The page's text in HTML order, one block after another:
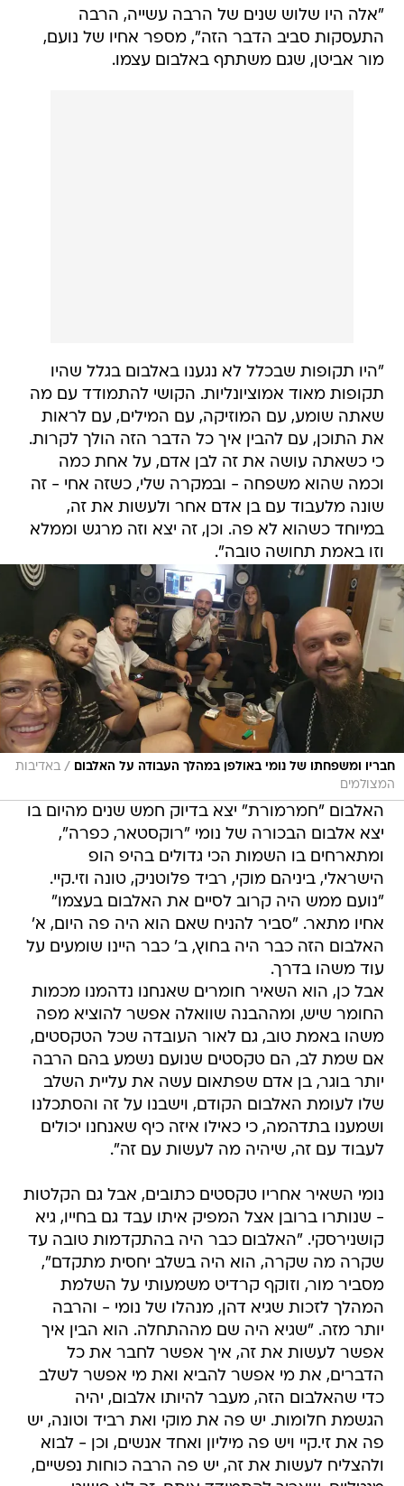
"אלה היו שלוש שנים של הרבה עשייה, הרבה
התעסקות סביב הדבר הזה", מספר אחיו של נועם,
מור אביטן, שגם משתתף באלבום עצמו.
"היו תקופות שבכלל לא נגענו באלבום בגלל שהיו
תקופות מאוד אמוציונליות. הקושי להתמודד עם מה
שאתה שומע, עם המוזיקה, עם המילים, עם לראות
את התוכן, עם להבין איך כל הדבר הזה הולך לקרות.
כי כשאתה עושה את זה לבן אדם, על אחת כמה
וכמה שהוא משפחה - ובמקרה שלי, כשזה אחי - זה
שונה מלעבוד עם בן אדם אחר ולעשות את זה,
במיוחד כשהוא לא פה. וכן, זה יצא וזה מרגש וממלא
וזו באמת תחושה טובה".
חבריו ומשפחתו של נומי באולפן במהלך העבודה על האלבום / באדיבות
המצולמים
האלבום "חמרמורת" יצא בדיוק חמש שנים מהיום בו
יצא אלבום הבכורה של נומי "רוקסטאר, כפרה",
ומתארחים בו השמות הכי גדולים בהיפ הופ
הישראלי, ביניהם מוקי, רביד פלוטניק, טונה וזי.קיי.
"נועם ממש היה קרוב לסיים את האלבום בעצמו"
אחיו מתאר. "סביר להניח שאם הוא היה פה היום, א'
האלבום הזה כבר היה בחוץ, ב' כבר היינו שומעים על
עוד משהו בדרך.
אבל כן, הוא השאיר חומרים שאנחנו נדהמנו מכמות
החומר שיש, ומההבנה שוואלה אפשר להוציא מפה
משהו באמת טוב, גם לאור העובדה שכל הטקסטים,
אם שמת לב, הם טקסטים שנועם נשמע בהם הרבה
יותר בוגר, בן אדם שפתאום עשה את עליית השלב
שלו לעומת האלבום הקודם, וישבנו על זה והסתכלנו
ושמענו בתדהמה, כי כאילו איזה כיף שאנחנו יכולים
לעבוד עם זה, שיהיה מה לעשות עם זה".
נומי השאיר אחריו טקסטים כתובים, אבל גם הקלטות
- שנותרו ברובן אצל המפיק איתו עבד גם בחייו, גיא
קושנירסקי. "האלבום כבר היה בהתקדמות טובה עד
שקרה מה שקרה, הוא היה בשלב יחסית מתקדם",
מסביר מור, וזוקף קרדיט משמעותי על השלמת
המהלך לזכות שגיא דהן, מנהלו של נומי - והרבה
יותר מזה. "שגיא היה שם מההתחלה. הוא הבין איך
אפשר לעשות את זה, איך אפשר לחבר את כל
הדברים, את מי אפשר להביא ואת מי אפשר לשלב
כדי שהאלבום הזה, מעבר להיותו אלבום, יהיה
הגשמת חלומות. יש פה את מוקי ואת רביד וטונה, יש
פה את זי.קיי ויש פה מיליון ואחד אנשים, וכן - לבוא
ולהצליח לעשות את זה, יש פה הרבה כוחות נפשיים,